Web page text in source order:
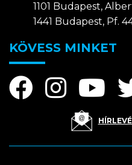
1101 Budapest,
1441 Budapest, Pf.
KÖVESS MINKET